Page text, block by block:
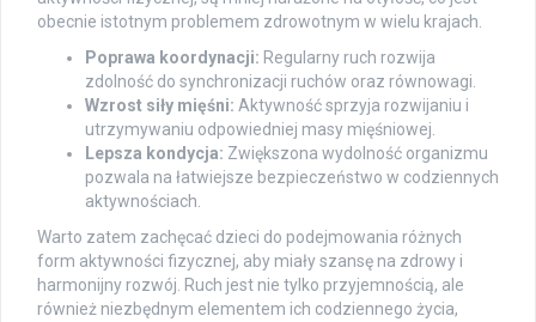
obecnie istotnym problemem zdrowotnym w wielu krajach.
Poprawa koordynacji: Regularny ruch rozwija
zdolność do synchronizacji ruchów oraz równowagi.
Wzrost siły mięśni: Aktywność sprzyja rozwijaniu i
utrzymywaniu odpowiedniej masy mięśniowej.
Lepsza kondycja: Zwiększona wydolność organizmu
pozwala na łatwiejsze bezpieczeństwo w codziennych
aktywnościach.
Warto zatem zachęcać dzieci do podejmowania różnych
form aktywności fizycznej, aby miały szansę na zdrowy i
harmonijny rozwój. Ruch jest nie tylko przyjemnością, ale
również niezbędnym elementem ich codziennego życia,